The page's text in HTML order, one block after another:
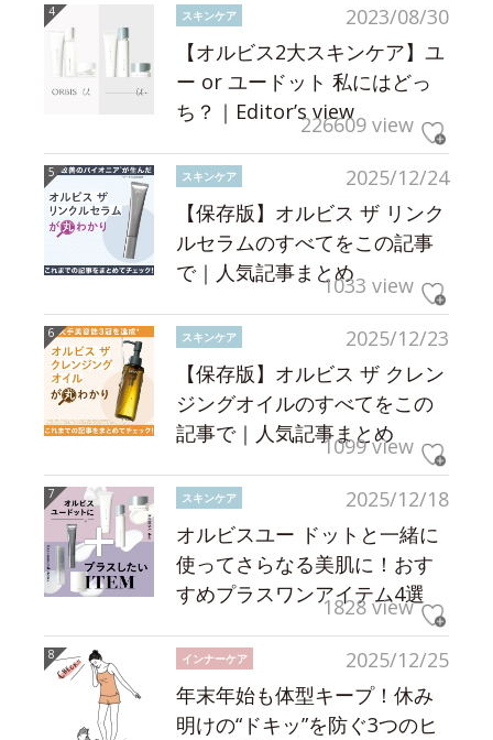
2023/08/30
スキンケア
【オルビス2大スキンケア】ユ
ー or ユードット 私にはどっ
ち？｜Editor’s view226609 view
2025/12/24
スキンケア
【保存版】オルビス ザ リンク
ルセラムのすべてをこの記事
で｜人気記事まとめ1033 view
2025/12/23
スキンケア
【保存版】オルビス ザ クレン
ジングオイルのすべてをこの
記事で｜人気記事まとめ
1099 view
2025/12/18
スキンケア
オルビスユー ドットと一緒に
使ってさらなる美肌に！おす
すめプラスワンアイテム4選
1828 view
2025/12/25
インナーケア
年末年始も体型キープ！休み
明けの“ドキッ”を防ぐ3つのヒ